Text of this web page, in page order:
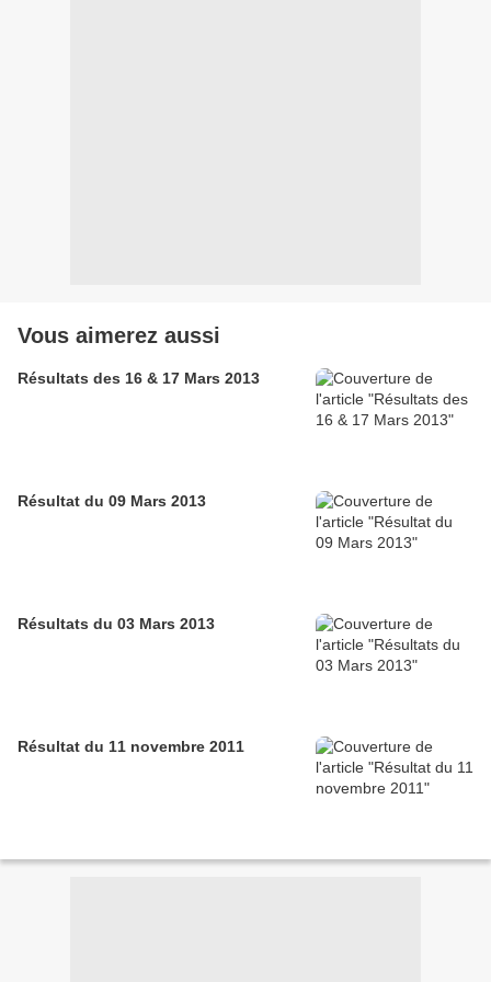
Vous aimerez aussi
Résultats des 16 & 17 Mars 2013
Résultat du 09 Mars 2013
Résultats du 03 Mars 2013
Résultat du 11 novembre 2011